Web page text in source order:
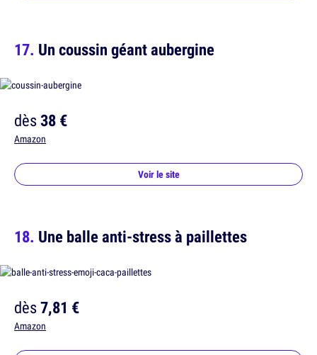
Un coussin géant aubergine
dès38 €
Amazon
Voir le site
Une balle anti-stress à paillettes
dès7,81 €
Amazon